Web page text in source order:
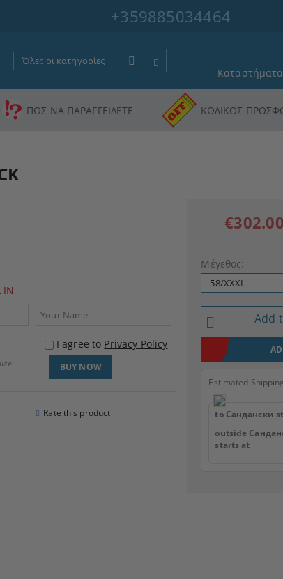
+359885034464
Καταστήματα
ΠΩΣ ΝΑ ΠΑΡΑΓΓΕΙΛΕΤΕ ΚΩΔΙΚΟΣ
IN
I agree to Privacy Policy
Rate this product
€302.00
Μέγεθος:
Add
Estimated Shipping
to Сандански
outside
starts at